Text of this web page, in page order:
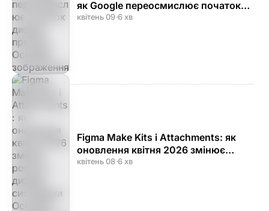
як Google переосмислює початок
дизайн-процесу
квітень 09·6 хв
Figma Make Kits і Attachments: як
оновлення квітня 2026 змінює
роботу з дизайн-системами
квітень 08·6 хв